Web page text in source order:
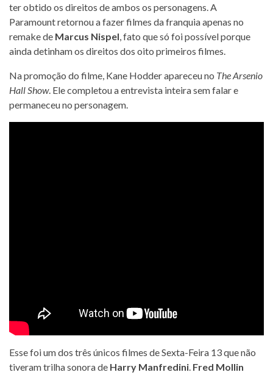
ter obtido os direitos de ambos os personagens. A
Paramount retornou a fazer filmes da franquia apenas no
remake de Marcus Nispel , fato que só foi possível porque
ainda detinham os direitos dos oito primeiros filmes.
Na promoção do filme, Kane Hodder apareceu no The Arsenio
Hall Show. Ele completou a entrevista inteira sem falar e
permaneceu no personagem.
Esse foi um dos três únicos filmes de Sexta-Feira 13 que não
tiveram trilha sonora de Harry Manfredini Fred Mollin